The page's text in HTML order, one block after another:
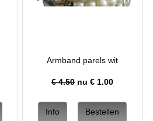
Armband parels wit
€ 4.50nu €1.00